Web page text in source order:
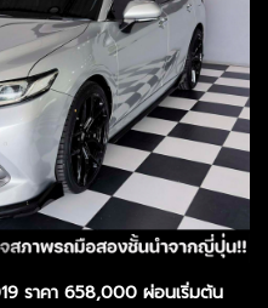
ราคา 658,000 ผ่อนเริ่มต้น